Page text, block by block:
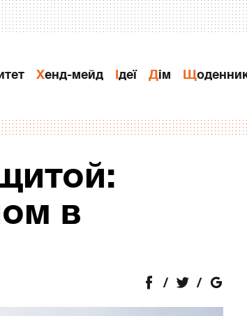
Хенд-мейд Ідеї Дiм
в